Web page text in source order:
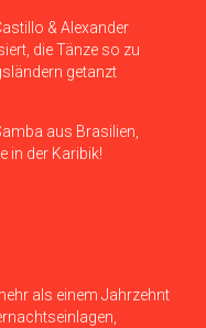
& Alexander
die Tänze so zu
getanzt
aus Brasilien,
in der Karibik!
als einem Jahrzehnt